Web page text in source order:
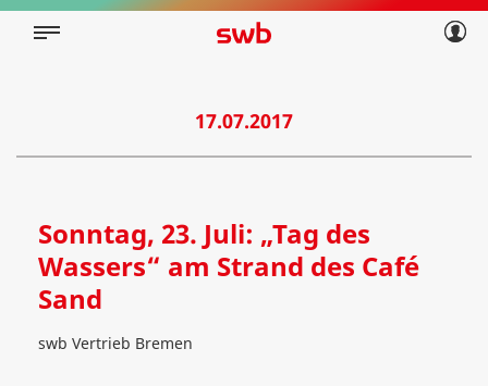
Privatkunden
17.07.2017
Sonntag, 23. Juli: „Tag des
Wassers“ am Strand des Café
Sand
swb Vertrieb Bremen